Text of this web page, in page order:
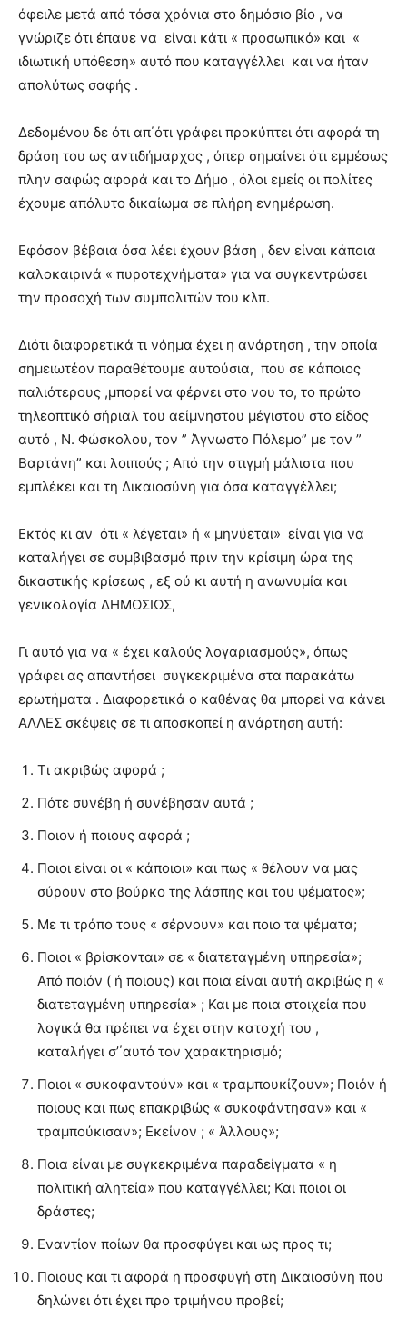
όφειλε μετά από τόσα χρόνια στο δημόσιο βίο , να
γνώριζε ότι έπαυε να είναι κάτι « προσωπικό» και «
ιδιωτική υπόθεση» αυτό που καταγγέλλει και να ήταν
απολύτως σαφής .
Δεδομένου δε ότι απ΄ότι γράφει προκύπτει ότι αφορά τη
δράση του ως αντιδήμαρχος , όπερ σημαίνει ότι εμμέσως
πλην σαφώς αφορά και το Δήμο , όλοι εμείς οι πολίτες
έχουμε απόλυτο δικαίωμα σε πλήρη ενημέρωση.
Εφόσον βέβαια όσα λέει έχουν βάση , δεν είναι κάποια
καλοκαιρινά « πυροτεχνήματα» για να συγκεντρώσει
την προσοχή των συμπολιτών του κλπ.
Διότι διαφορετικά τι νόημα έχει η ανάρτηση , την οποία
σημειωτέον παραθέτουμε αυτούσια, που σε κάποιος
παλιότερους ,μπορεί να φέρνει στο νου το, το πρώτο
τηλεοπτικό σήριαλ του αείμνηστου μέγιστου στο είδος
αυτό , Ν. Φώσκολου, τον ” Άγνωστο Πόλεμο” με τον ”
Βαρτάνη” και λοιπούς ; Από την στιγμή μάλιστα που
εμπλέκει και τη Δικαιοσύνη για όσα καταγγέλλει;
Εκτός κι αν ότι « λέγεται» ή « μηνύεται» είναι για να
καταλήγει σε συμβιβασμό πριν την κρίσιμη ώρα της
δικαστικής κρίσεως , εξ ού κι αυτή η ανωνυμία και
γενικολογία ΔΗΜΟΣΙΩΣ,
Γι αυτό για να « έχει καλούς λογαριασμούς», όπως
γράφει ας απαντήσει συγκεκριμένα στα παρακάτω
ερωτήματα . Διαφορετικά ο καθένας θα μπορεί να κάνει
ΑΛΛΕΣ σκέψεις σε τι αποσκοπεί η ανάρτηση αυτή:
Τι ακριβώς αφορά ;
Πότε συνέβη ή συνέβησαν αυτά ;
Ποιον ή ποιους αφορά ;
Ποιοι είναι οι « κάποιοι» και πως « θέλουν να μας
σύρουν στο βούρκο της λάσπης και του ψέματος»;
Με τι τρόπο τους « σέρνουν» και ποιο τα ψέματα;
Ποιοι « βρίσκονται» σε « διατεταγμένη υπηρεσία»;
Από ποιόν ( ή ποιους) και ποια είναι αυτή ακριβώς η «
διατεταγμένη υπηρεσία» ; Και με ποια στοιχεία που
λογικά θα πρέπει να έχει στην κατοχή του ,
καταλήγει σ’΄αυτό τον χαρακτηρισμό;
Ποιοι « συκοφαντούν» και « τραμπουκίζουν»; Ποιόν ή
ποιους και πως επακριβώς « συκοφάντησαν» και «
τραμπούκισαν»; Εκείνον ; « Άλλους»;
Ποια είναι με συγκεκριμένα παραδείγματα « η
πολιτική αλητεία» που καταγγέλλει; Και ποιοι οι
δράστες;
Εναντίον ποίων θα προσφύγει και ως προς τι;
Ποιους και τι αφορά η προσφυγή στη Δικαιοσύνη που
δηλώνει ότι έχει προ τριμήνου προβεί;